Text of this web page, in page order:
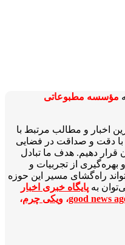
مؤسسه مطبوعاتی
اخبار و مطالب مرتبط با
با دقت و صداقت در فضایی
قرار دهیم. هدف ما تبادل
بهره‌گیری از تجربیات و
راه‌گشای مسیر این حوزه
به پایگاه خبری اخبار
good news، ویکی چرم،